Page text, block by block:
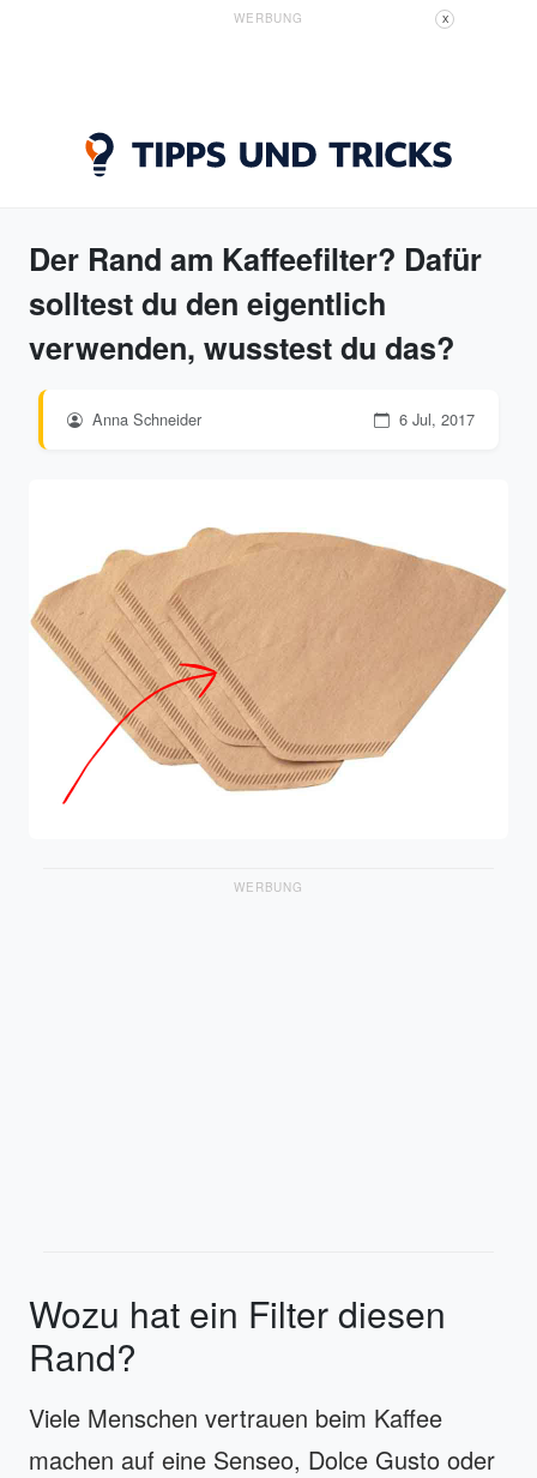
WERBUNG X
Der Rand am Kaffeefilter? Dafür
solltest du den eigentlich
verwenden, wusstest du das?
Anna Schneider 6 Jul, 2017
WERBUNG
Wozu hat ein Filter diesen
Rand?
Viele Menschen vertrauen beim Kaffee
machen auf eine Senseo, Dolce Gusto oder